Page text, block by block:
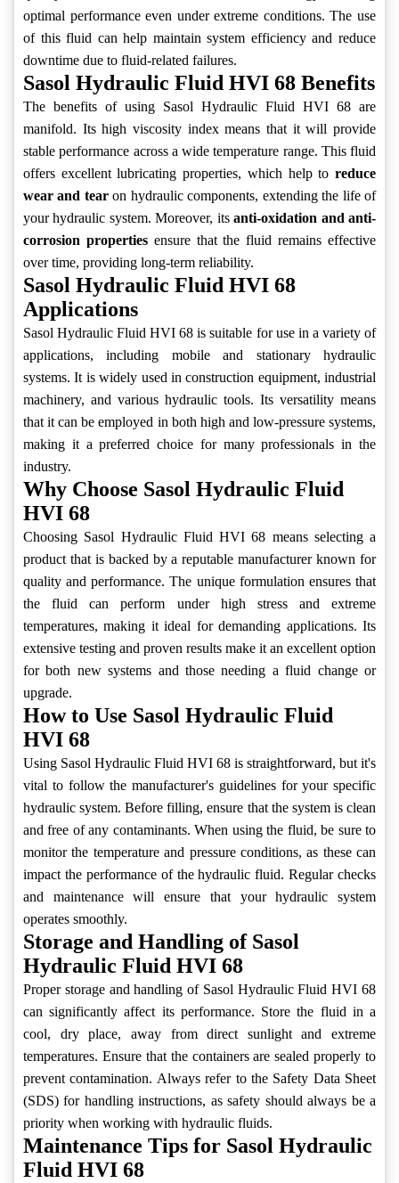
optimal performance even under extreme conditions. The use
of this fluid can help maintain system efficiency and reduce
downtime due to fluid-related failures.
Sasol Hydraulic Fluid HVI 68 Benefits
The benefits of using Sasol Hydraulic Fluid HVI 68 are
manifold. Its high viscosity index means that it will provide
stable performance across a wide temperature range. This fluid
offers excellent lubricating properties, which help to reduce
wear and tearon hydraulic components, extending the life of
your hydraulic system. Moreover, itsanti-oxidation and anti-
corrosion propertiesensure that the fluid remains effective
over time, providing long-term reliability.
Sasol Hydraulic Fluid HVI 68
Applications
Sasol Hydraulic Fluid HVI 68 is suitable for use in a variety of
applications, including mobile and stationary hydraulic
systems. It is widely used in construction equipment, industrial
machinery, and various hydraulic tools. Its versatility means
that it can be employed in both high and low-pressure systems,
making it a preferred choice for many professionals in the
industry.
Why Choose Sasol Hydraulic Fluid
HVI 68
Choosing Sasol Hydraulic Fluid HVI 68 means selecting a
product that is backed by a reputable manufacturer known for
quality and performance. The unique formulation ensures that
the fluid can perform under high stress and extreme
temperatures, making it ideal for demanding applications. Its
extensive testing and proven results make it an excellent option
for both new systems and those needing a fluid change or
upgrade.
How to Use Sasol Hydraulic Fluid
HVI 68
Using Sasol Hydraulic Fluid HVI 68 is straightforward, but it's
vital to follow the manufacturer's guidelines for your specific
hydraulic system. Before filling, ensure that the system is clean
and free of any contaminants. When using the fluid, be sure to
monitor the temperature and pressure conditions, as these can
impact the performance of the hydraulic fluid. Regular checks
and maintenance will ensure that your hydraulic system
operates smoothly.
Storage and Handling of Sasol
Hydraulic Fluid HVI 68
Proper storage and handling of Sasol Hydraulic Fluid HVI 68
can significantly affect its performance. Store the fluid in a
cool, dry place, away from direct sunlight and extreme
temperatures. Ensure that the containers are sealed properly to
prevent contamination. Always refer to the Safety Data Sheet
(SDS) for handling instructions, as safety should always be a
priority when working with hydraulic fluids.
Maintenance Tips for Sasol Hydraulic
Fluid HVI 68